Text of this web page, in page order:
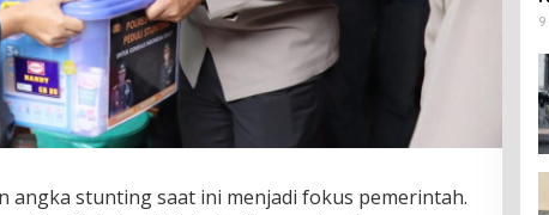
angka stunting saat ini menjadi fokus pemerintah.